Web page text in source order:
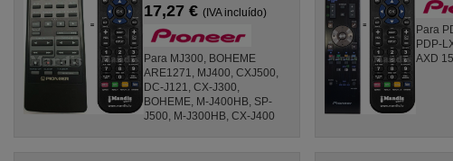
17,27 € (IVA incluído)
Para MJ300, BOHEME
ARE1271, MJ400, CXJ500,
DC-J121, CX-J300,
BOHEME, M-J400HB, SP-
J500, M-J300HB, CX-J400
Para
PDP-
AXD